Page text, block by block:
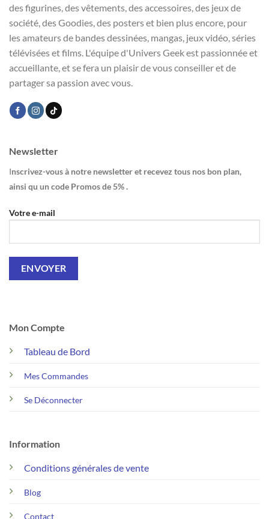
des figurines, des vêtements, des accessoires, des jeux de
société, des Goodies, des posters et bien plus encore, pour
les amateurs de bandes dessinées, mangas, jeux vidéo, séries
télévisées et films. L'équipe d'Univers Geek est passionnée et
accueillante, et se fera un plaisir de vous conseiller et de
partager sa passion avec vous.
Mon Compte
Tableau de Bord
Mes Commandes
Se Déconnecter
Information
Conditions générales de vente
Blog
Contact
Newsletter
Inscrivez-vous à notre newsletter et recevez tous nos bon plan,
ainsi qu un code Promos de 5% .
Votre e-mail